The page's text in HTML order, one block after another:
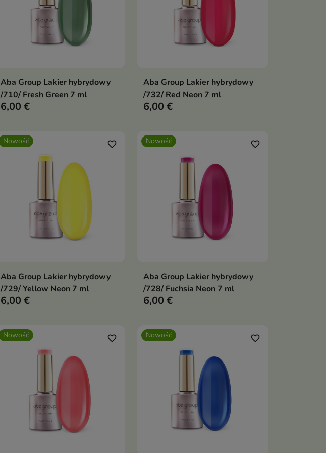
Dodaj do koszyka
Aba Group Lakier hybrydowy
/710/ Fresh Green 7 ml
6,00 €
Dodaj do koszyka
Aba Group Lakier hybrydowy
/732/ Red Neon 7 ml
6,00 €
Nowość
Dodaj do koszyka
favorite_border
Aba Group Lakier hybrydowy
/729/ Yellow Neon 7 ml
6,00 €
Nowość
Dodaj do koszyka
favorite_border
Aba Group Lakier hybrydowy
/728/ Fuchsia Neon 7 ml
6,00 €
Nowość favorite_border Nowość favorite_border